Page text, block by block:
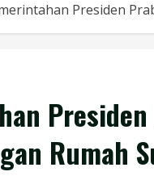
Presiden
Rumah